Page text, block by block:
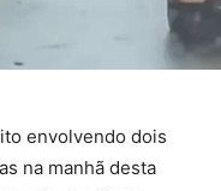
envolvendo dois
na manhã desta